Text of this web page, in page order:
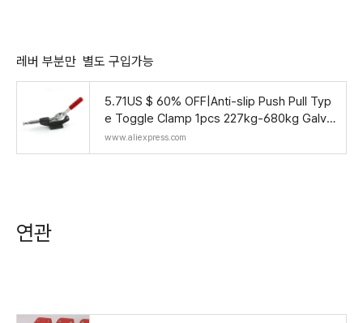
레버 부분만 별도 구입가능
5.71US $ 60% OFF|Anti-slip Push Pull Typ
e Toggle Clamp 1pcs 227kg-680kg Galva
nized Quick Release Fixed Clamping 304c
305c 304e 3
www.aliexpress.com
연관